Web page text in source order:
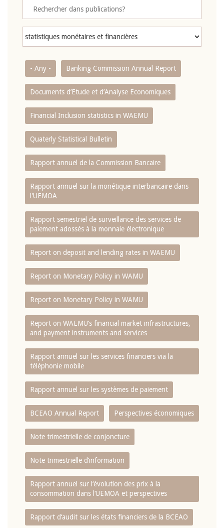
- Any - Banking Commission Annual Report
Documents d’Etude et d’Analyse Economiques
Financial Inclusion statistics in WAEMU
Quaterly Statistical Bulletin
Rapport annuel de la Commission Bancaire
Rapport annuel sur la monétique interbancaire dans
l'UEMOA
Rapport semestriel de surveillance des services de
paiement adossés à la monnaie électronique
Report on deposit and lending rates in WAEMU
Report on Monetary Policy in WAMU
Report on Monetary Policy in WAMU
Report on WAEMU’s financial market infrastructures,
and payment instruments and services
Rapport annuel sur les services financiers via la
téléphonie mobile
Rapport annuel sur les systèmes de paiement
BCEAO Annual Report Perspectives économiques
Note trimestrielle de conjoncture
Note trimestrielle d‘information
Rapport annuel sur l‘évolution des prix à la
consommation dans l‘UEMOA et perspectives
Rapport d‘audit sur les états financiers de la BCEAO